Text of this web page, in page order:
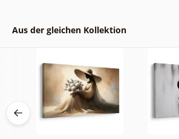
Aus der gleichen Kollektion